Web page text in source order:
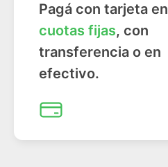
Pagá con tarjeta en
cuotas fijas, con
transferencia o en
efectivo.